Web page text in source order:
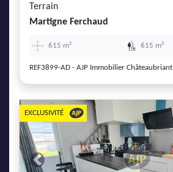
Terrain
Martigne Ferchaud
615 m² 615 m²
REF3899-AD - AJP Immobilier Châteaubriant
Previous
EXCLUSIVITÉ